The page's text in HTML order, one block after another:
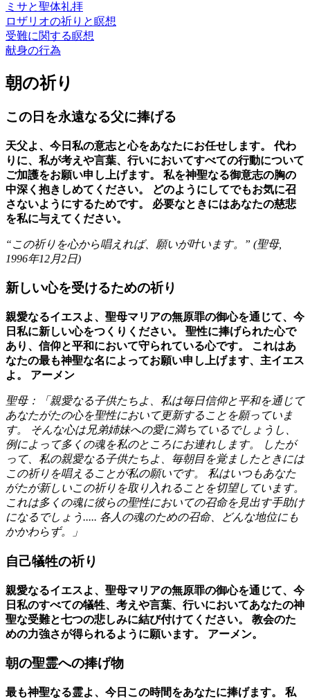
ミサと聖体礼拝
ロザリオの祈りと瞑想
受難に関する瞑想
献身の行為
朝の祈り
この日を永遠なる父に捧げる
天父よ、今日私の意志と心をあなたにお任せします。 代わ
りに、私が考えや言葉、行いにおいてすべての行動について
ご加護をお願い申し上げます。 私を神聖なる御意志の胸の
中深く抱きしめてください。 どのようにしてでもお気に召
さないようにするためです。 必要なときにはあなたの慈悲
を私に与えてください。
“この祈りを心から唱えれば、願いが叶います。” (聖母,
1996年12月2日)
新しい心を受けるための祈り
親愛なるイエスよ、聖母マリアの無原罪の御心を通じて、今
日私に新しい心をつくりください。 聖性に捧げられた心で
あり、信仰と平和において守られている心です。 これはあ
なたの最も神聖な名によってお願い申し上げます、主イエス
よ。 アーメン
聖母：「親愛なる子供たちよ、私は毎日信仰と平和を通じて
あなたがたの心を聖性において更新することを願っていま
す。 そんな心は兄弟姉妹への愛に満ちているでしょうし、
例によって多くの魂を私のところにお連れします。 したが
って、私の親愛なる子供たちよ、毎朝目を覚ましたときには
この祈りを唱えることが私の願いです。 私はいつもあなた
がたが新しいこの祈りを取り入れることを切望しています。
これは多くの魂に彼らの聖性においての召命を見出す手助け
になるでしょう..... 各人の魂のための召命、どんな地位にも
かかわらず。」
自己犠牲の祈り
親愛なるイエスよ、聖母マリアの無原罪の御心を通じて、今
日私のすべての犠牲、考えや言葉、行いにおいてあなたの神
聖な受難と七つの悲しみに結び付けてください。 教会のた
めの力強さが得られるように願います。 アーメン。
朝の聖霊への捧げ物
最も神聖なる霊よ、今日この時間をあなたに捧げます。 私